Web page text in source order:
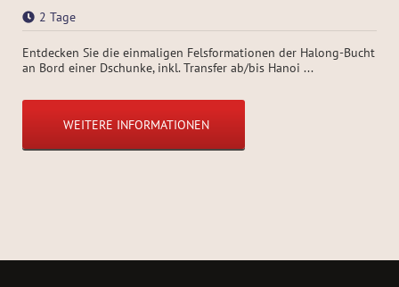
2 Tage
Entdecken Sie die einmaligen Felsformationen der Halong-Bucht
an Bord einer Dschunke, inkl. Transfer ab/bis Hanoi ...
WEITERE INFORMATIONEN